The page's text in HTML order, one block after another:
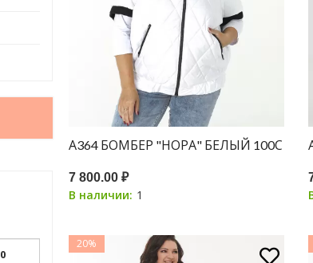
А364 БОМБЕР "НОРА" БЕЛЫЙ 100С
7 800.00 ₽
В наличии: 1
20%